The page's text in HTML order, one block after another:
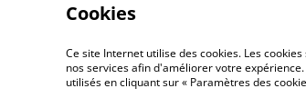
©2026 MAGIC BOUTIQUE by
Cookies
Ce site Internet utilise des cookies. Les
nos services afin d'améliorer votre
utilisés en cliquant sur « Paramètres des